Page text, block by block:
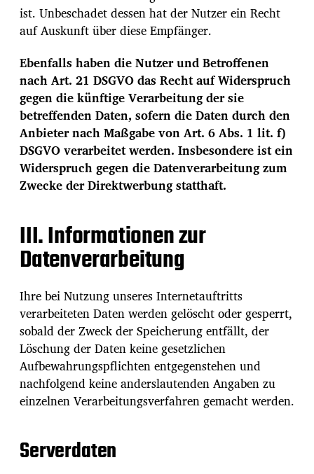
ist. Unbeschadet dessen hat der Nutzer ein Recht
auf Auskunft über diese Empfänger.
Ebenfalls haben die Nutzer und Betroffenen
nach Art. 21 DSGVO das Recht auf Widerspruch
gegen die künftige Verarbeitung der sie
betreffenden Daten, sofern die Daten durch den
Anbieter nach Maßgabe von Art. 6 Abs. 1 lit. f)
DSGVO verarbeitet werden. Insbesondere ist ein
Widerspruch gegen die Datenverarbeitung zum
Zwecke der Direktwerbung statthaft.
III. Informationen zur
Datenverarbeitung
Ihre bei Nutzung unseres Internetauftritts
verarbeiteten Daten werden gelöscht oder gesperrt,
sobald der Zweck der Speicherung entfällt, der
Löschung der Daten keine gesetzlichen
Aufbewahrungspflichten entgegenstehen und
nachfolgend keine anderslautenden Angaben zu
einzelnen Verarbeitungsverfahren gemacht werden.
Serverdaten